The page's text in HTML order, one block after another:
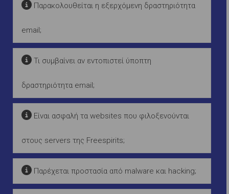
Παρακολουθείται η εξερχόμενη δραστηριότητα
email;
Τι συμβαίνει αν εντοπιστεί ύποπτη
δραστηριότητα email;
Είναι ασφαλή τα websites που φιλοξενούνται
στους servers της Freespirits;
Παρέχεται προστασία από malware και hacking;